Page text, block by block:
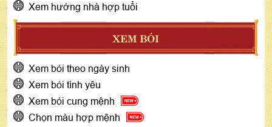
Xem hướng nhà hợp tuổi
XEM BÓI
Xem bói theo ngày sinh
Xem bói tình yêu
Xem bói cung mệnh
Chọn màu hợp mệnh